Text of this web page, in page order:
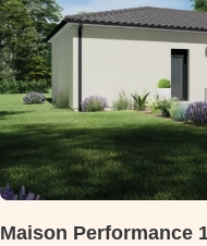
Maison Performance